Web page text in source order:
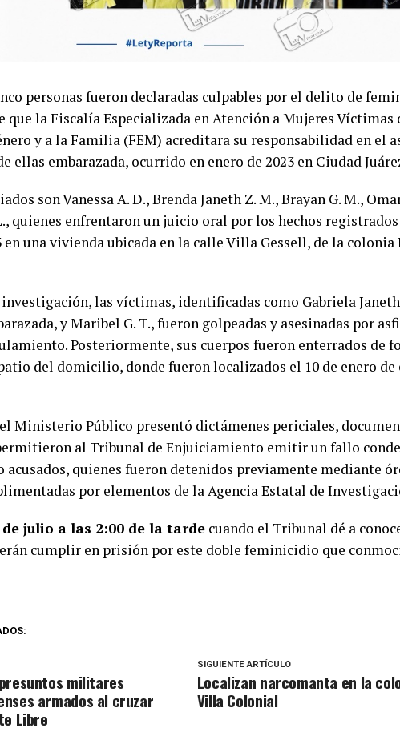
personas fueron declaradas culpables por el delito de
que la Fiscalía Especializada en Atención a Mujeres
y a la Familia (FEM) acreditara su responsabilidad en el
ellas embarazada, ocurrido en enero de 2023 en Ciudad
son Vanessa A. D., Brenda Janeth Z. M., Brayan G. M.,
quienes enfrentaron un juicio oral por los hechos
en una vivienda ubicada en la calle Villa Gessell, de la colonia
las víctimas, identificadas como Gabriela Janeth
y Maribel G. T., fueron golpeadas y asesinadas por
Posteriormente, sus cuerpos fueron enterrados de
del domicilio, donde fueron localizados el 10 de enero de
Ministerio Público presentó dictámenes periciales,
al Tribunal de Enjuiciamiento emitir un fallo
acusados, quienes fueron detenidos previamente mediante
por elementos de la Agencia Estatal de
de julio a las 2:00 de la tarde cuando el Tribunal dé a
cumplir en prisión por este doble feminicidio que
SIGUIENTE ARTÍCULO
Localizan narcomanta en la
Villa Colonial
militares
armados al cruzar
Libre